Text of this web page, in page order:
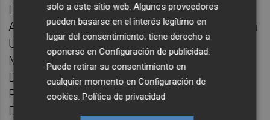
Licenciada en Periodismo por la Universidad
Antonio de Nebrija y Ciencias Políticas por la
Universidad de Santiago de Compostela,
Marina Vila cuenta con un master en
Dirección de Comunicación y Relaciones
Públicas por EAE Business School y en
Dirección de Comunicación Corporativa por
solo a este sitio web. Algunos proveedores
pueden basarse en el interés legítimo en
lugar del consentimiento; tiene derecho a
oponerse enConfiguración de publicidad
Puede retirar su consentimiento en
cualquier momento enConfiguración de
cookies .Política de privacidad